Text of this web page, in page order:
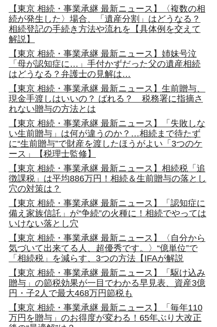
【東京 相続・事業承継 最新ニュース】〈複数の相
続が発生した〉場合、「遺産分割」はどうなる？
相続登記の手続き方法や流れを【具体例を交えて
解説】
【東京 相続・事業承継 最新ニュース】姉妹号泣
「母が認知症に…」手付かずだった父の遺産相続
はどうなる？弁護士の見解は…
【東京 相続・事業承継 最新ニュース】生前贈与、
現金手渡しはいいの？ ばれる？ 税務署に指摘さ
れない贈与の方法とは
【東京 相続・事業承継 最新ニュース】「失敗しな
い生前贈与」は何が違うのか？…相続まで待たず
に“生前贈与”で財産を渡したほうがよい「3つのケ
ース」【税理士監修】
【東京 相続・事業承継 最新ニュース】相続税「追
徴課税」は平均886万円！相続＆生前贈与の落とし
穴の対策は？
【東京 相続・事業承継 最新ニュース】「認知症に
備え家族信託」が“争続”の火種に！相続でやっては
いけない落とし穴
【東京 相続・事業承継 最新ニュース】〈自分から
気づいて出来てる人、超優秀です。〉“億単位”で
「相続税」を減らす、3つの方法【IFAが解説
【東京 相続・事業承継 最新ニュース】「駆け込み
贈与」の節税効果が一目でわかる早見表、資産3億
円・子2人で最大468万円節税も
【東京 相続・事業承継 最新ニュース】「毎年110
万円を贈与」のお得度が変わる！65年ぶり大改正